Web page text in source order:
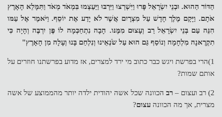
הַדּוֹר הַהוּא. וּבְנֵי יִשְׂרָאֵל פָּרוּ וַיִּשְׁרְצוּ וַיִּרְבּוּ וַיַּעַצְמוּ בִּמְאֹד מְאֹד וַתִּמָּלֵא הָאָרֶץ
אֹתָם. וַיָּקָם מֶלֶך חָדָשׁ עַל מִצְרָיִם אֲשֶׁר לֹא יָדַע אֶת יוֹסֵף.וַיֹּאמֶר אֶל עַמּו
הִנֵּה עַם בְּנֵי יִשְׂרָאֵל רַב וְעָצוּם מִמֶּנּו. הָבָה נִתְחַכְּמָה לוֹ פֶּן יִרְבֶּה וְהָיָה כִּי
תִקְרֶאנָה מִלְחָמָה וְנוֹסַף גַּם הוּא עַל שֹׂנְאֵינוּ וְנִלְחַם בָּנוּ וְעָלָה מִן הָאָרֶץ"
1)הרי בפרשת ויגש כבר כתוב מי ירד למצרים, אז מדוע בפרשתנו חוזרים על
אותם שמות?
2) רב ועצום – רב הכוונה שכל אשה יהודית ילדה יותר מהממוצע של אשה
מצרית, אך מה הכוונה עצום?